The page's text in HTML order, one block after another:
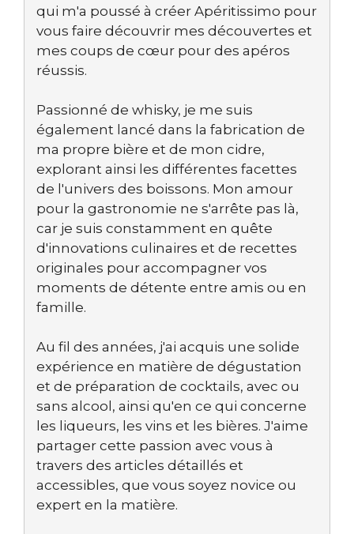
qui m'a poussé à créer Apéritissimo pour
vous faire découvrir mes découvertes et
mes coups de cœur pour des apéros
réussis.
Passionné de whisky, je me suis
également lancé dans la fabrication de
ma propre bière et de mon cidre,
explorant ainsi les différentes facettes
de l'univers des boissons. Mon amour
pour la gastronomie ne s'arrête pas là,
car je suis constamment en quête
d'innovations culinaires et de recettes
originales pour accompagner vos
moments de détente entre amis ou en
famille.
Au fil des années, j'ai acquis une solide
expérience en matière de dégustation
et de préparation de cocktails, avec ou
sans alcool, ainsi qu'en ce qui concerne
les liqueurs, les vins et les bières. J'aime
partager cette passion avec vous à
travers des articles détaillés et
accessibles, que vous soyez novice ou
expert en la matière.